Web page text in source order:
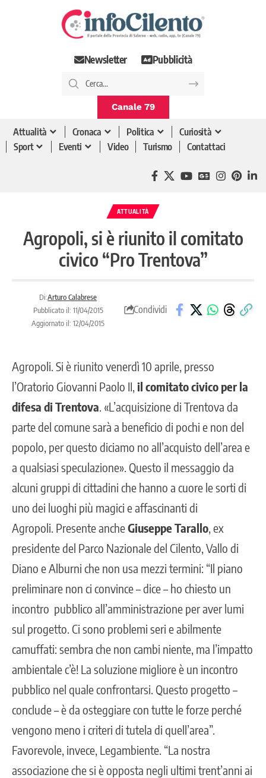
Newsletter Pubblicità
Canale 79
Attualità Cronaca Politica
Curiosità
Sport
Eventi Video Turismo Contattaci
ATTUALITÀ
Agropoli, si è riunito il comitato
civico “Pro Trentova”
Di:Arturo Calabrese
Pubblicato il: 11/04/2015
Aggiornato il: 12/04/2015
Condividi
Agropoli. Si è riunito venerdì 10 aprile, presso
l’Oratorio Giovanni Paolo II, il comitato civico per la
difesa di Trentova . «L’acquisizione di Trentova da
parte del comune sarà a beneficio di pochi e non del
popolo, per questo diciamo no all’acquisto dell’area e
a qualsiasi speculazione». Questo il messaggio da
alcuni gruppi di cittadini che hanno a cuore le sorti di
uno dei luoghi più magici e affascinanti di
Agropoli. Presente ancheGiuseppe Tarallo , ex
presidente del Parco Nazionale del Cilento, Vallo di
Diano e Alburni che non usa mezzi termini: “Il piano
preliminare non ci convince – dice – ho chiesto un
incontro pubblico all’amministrazione per aver lumi
sul progetto. Ci sono problemi seri e abilmente
camuffati: sembra che non cambi niente, ma l’impatto
ambientale c’è! La soluzione migliore è un incontro
pubblico nel quale confrontarsi. Questo progetto –
conclude – è da osteggiare con tutte le forze perché
vengono meno i criteri di tutela di quell’area”.
Favorevole, invece, Legambiente. “La nostra
associazione che si è opposta negli ultimi trent’anni ai